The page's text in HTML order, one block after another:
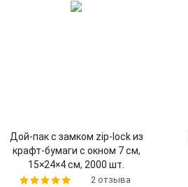
Дой-пак с замком zip-lock из
крафт-бумаги с окном 7 см,
15×24×4 cм, 2000 шт.
2 отзыва